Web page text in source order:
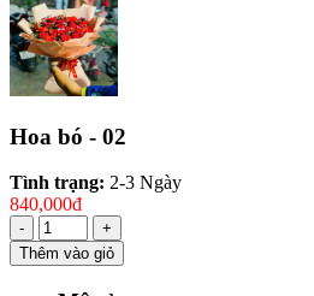
Hoa bó - 02
Tình trạng: 2-3 Ngày
840,000đ
-
+
Thêm vào giỏ